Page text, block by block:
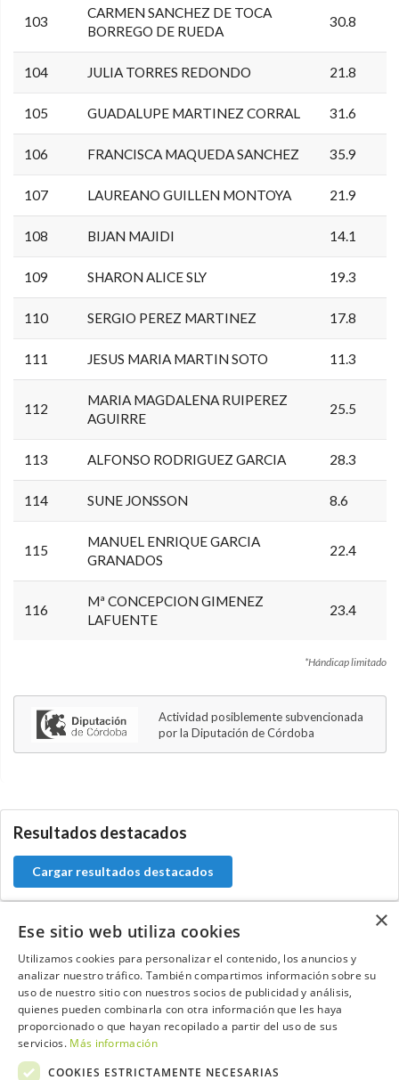
103
CARMEN SANCHEZ DE TOCA
BORREGO DE RUEDA
30.8
104 JULIA TORRES REDONDO 21.8
105 GUADALUPE MARTINEZ CORRAL 31.6
106 FRANCISCA MAQUEDA SANCHEZ 35.9
107 LAUREANO GUILLEN MONTOYA 21.9
108 BIJAN MAJIDI 14.1
109 SHARON ALICE SLY 19.3
110 SERGIO PEREZ MARTINEZ 17.8
111 JESUS MARIA MARTIN SOTO 11.3
112
MARIA MAGDALENA RUIPEREZ
AGUIRRE
25.5
113 ALFONSO RODRIGUEZ GARCIA 28.3
114 SUNE JONSSON 8.6
115
MANUEL ENRIQUE GARCIA
GRANADOS
22.4
116
Mª CONCEPCION GIMENEZ
LAFUENTE
23.4
*Hándicap limitado
Actividad posiblemente subvencionada
por la Diputación de Córdoba
Resultados destacados
Cargar resultados destacados
Contacta con el equipo de NextCaddy
Opina Contacta
×
Ese sitio web utiliza cookies
Utilizamos cookies para personalizar el contenido, los anuncios y
analizar nuestro tráfico. También compartimos información sobre su
uso de nuestro sitio con nuestros socios de publicidad y análisis,
quienes pueden combinarla con otra información que les haya
proporcionado o que hayan recopilado a partir del uso de sus
servicios. Más información
COOKIES ESTRICTAMENTE NECESARIAS